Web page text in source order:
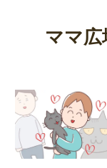
ママ